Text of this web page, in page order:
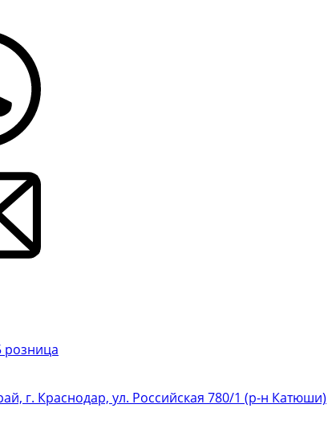
розница
г. Краснодар, ул. Российская 780/1 (р-н Катюши)